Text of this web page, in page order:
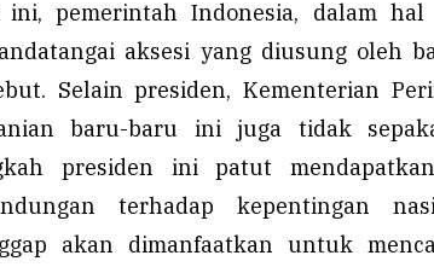
ini, pemerintah Indonesia, dalam
aksesi yang diusung oleh
Selain presiden, Kementerian
baru-baru ini juga tidak
presiden ini patut
terhadap kepentingan
akan dimanfaatkan untuk